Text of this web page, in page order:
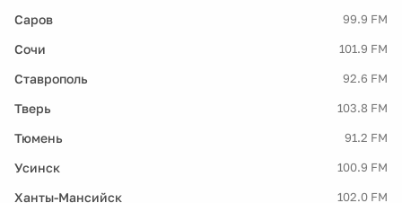
Саров 99.9 FM
Сочи 101.9 FM
Ставрополь 92.6 FM
Тверь 103.8 FM
Тюмень 91.2 FM
Усинск 100.9 FM
Ханты-Мансийск 102.0 FM